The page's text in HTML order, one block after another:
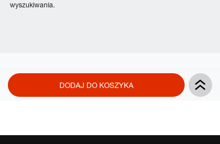
wyszukiwania.
Product
Actions
Add
to
DODAJ DO KOSZYKA